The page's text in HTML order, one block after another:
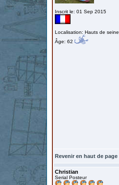
Inscrit le: 01 Sep 2015
Localisation: Hauts de seine
Âge: 62
Revenir en haut de page
Christian
Serial Posteur